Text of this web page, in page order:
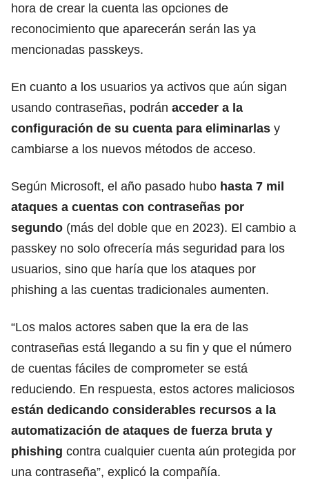
hora de crear la cuenta las opciones de
reconocimiento que aparecerán serán las ya
mencionadas passkeys.
En cuanto a los usuarios ya activos que aún sigan
usando contraseñas, podrán acceder a la
configuración de su cuenta para eliminarlas y
cambiarse a los nuevos métodos de acceso.
Según Microsoft, el año pasado hubo hasta 7 mil
ataques a cuentas con contraseñas por
segundo (más del doble que en 2023). El cambio a
passkey no solo ofrecería más seguridad para los
usuarios, sino que haría que los ataques por
phishing a las cuentas tradicionales aumenten.
“Los malos actores saben que la era de las
contraseñas está llegando a su fin y que el número
de cuentas fáciles de comprometer se está
reduciendo. En respuesta, estos actores maliciosos
están dedicando considerables recursos a la
automatización de ataques de fuerza bruta y
phishing contra cualquier cuenta aún protegida por
una contraseña”, explicó la compañía.